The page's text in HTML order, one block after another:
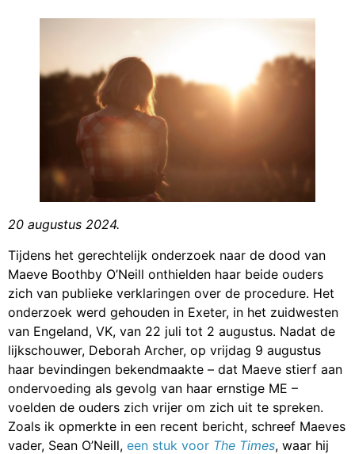
20 augustus 2024.
Tijdens het gerechtelijk onderzoek naar de dood van
Maeve Boothby O’Neill onthielden haar beide ouders
zich van publieke verklaringen over de procedure. Het
onderzoek werd gehouden in Exeter, in het zuidwesten
van Engeland, VK, van 22 juli tot 2 augustus. Nadat de
lijkschouwer, Deborah Archer, op vrijdag 9 augustus
haar bevindingen bekendmaakte – dat Maeve stierf aan
ondervoeding als gevolg van haar ernstige ME –
voelden de ouders zich vrijer om zich uit te spreken.
Zoals ik opmerkte in een recent bericht, schreef Maeves
vader, Sean O’Neill, een stuk voor The Times, waar hij